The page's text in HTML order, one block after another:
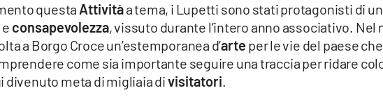
questa Attivitàa tema, i Lupetti sono stati protagonisti di un
e consapevolezza, vissuto durante l’intero anno associativo. Nel
a Borgo Croce un’estemporanea d’arte per le vie del paese
come sia importante seguire una traccia per ridare
divenuto meta di migliaia divisitatori.